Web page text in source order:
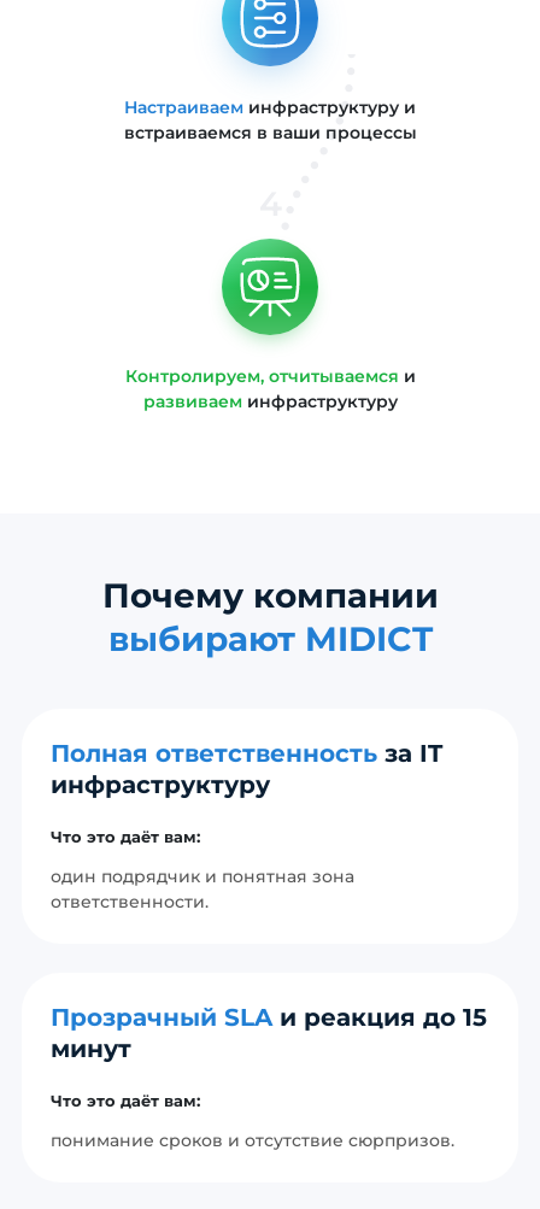
Настраиваем инфраструктуру и
встраиваемся в ваши процессы
Контролируем, отчитываемся и
развиваеминфраструктуру
Почему компании
выбирают MIDICT
Полная ответственность за IT
инфраструктуру
Что это даёт вам:
один подрядчик и понятная зона
ответственности.
Прозрачный SLA и реакция до 15
минут
Что это даёт вам:
понимание сроков и отсутствие сюрпризов.